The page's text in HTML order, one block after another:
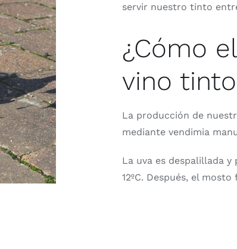
servir nuestro tinto
¿Cómo
vino
La producción de
mediante vendimia
La uva es despalillada
12ºC. Después, el